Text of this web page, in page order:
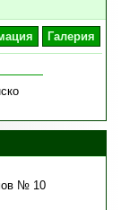
Галерия
№ 10